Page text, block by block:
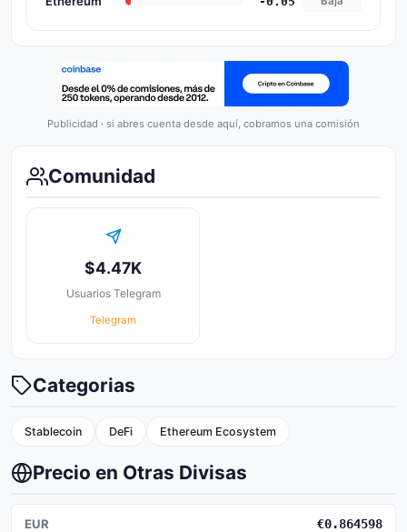
Publicidad · si abres cuenta desde aquí, cobramos una comisión
Comunidad
$4.47K
Usuarios Telegram
Telegram
Categorias
Stablecoin DeFi Ethereum Ecosystem
Precio en Otras Divisas
EUR €0.864598